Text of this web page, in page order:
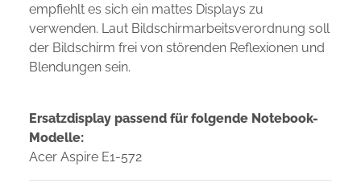
empfiehlt es sich ein mattes Displays zu
verwenden. Laut Bildschirmarbeitsverordnung soll
der Bildschirm frei von störenden Reflexionen und
Blendungen sein.
Ersatzdisplay passend für folgende Notebook-
Modelle:
Acer Aspire E1-572